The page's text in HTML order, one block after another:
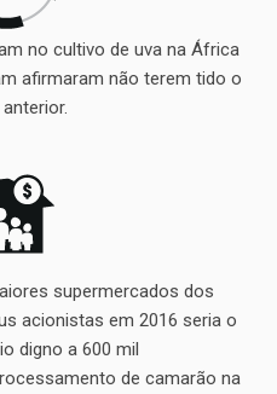
no cultivo de uva na África
afirmaram não terem tido o
supermercados dos
acionistas em 2016 seria o
digno a 600 mil
de camarão na